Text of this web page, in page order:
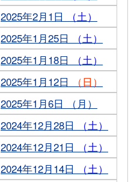
2025年2月1日
（土）
2025年1月25日
（土）
2025年1月18日
（土）
2025年1月12日
（日）
2025年1月6日 （月）
2024年12月28日
（土）
2024年12月21日
（土）
2024年12月14日
（土）